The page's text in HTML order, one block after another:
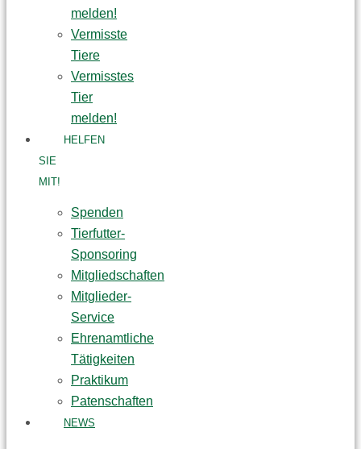
melden!
Vermisste
Tiere
Vermisstes
Tier
melden!
HELFEN
SIE
MIT!
Spenden
Tierfutter-
Sponsoring
Mitgliedschaften
Mitglieder-
Service
Ehrenamtliche
Tätigkeiten
Praktikum
Patenschaften
NEWS